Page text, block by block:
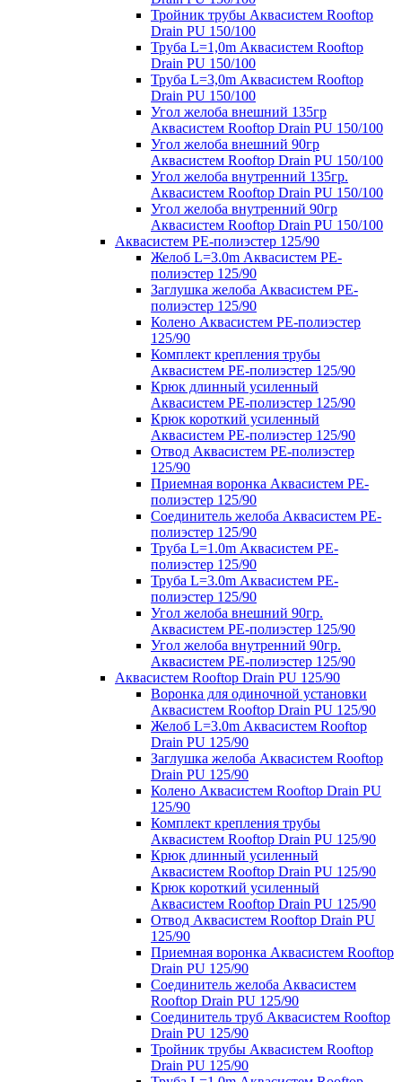
Тройник трубы Аквасистем Rooftop
Drain PU 150/100
Труба L=1,0m Аквасистем Rooftop
Drain PU 150/100
Труба L=3,0m Аквасистем Rooftop
Drain PU 150/100
Угол желоба внешний 135гр
Аквасистем Rooftop Drain PU 150/100
Угол желоба внешний 90гр
Аквасистем Rooftop Drain PU 150/100
Угол желоба внутренний 135гр.
Аквасистем Rooftop Drain PU 150/100
Угол желоба внутренний 90гр
Аквасистем Rooftop Drain PU 150/100
Аквасистем PE-полиэстер 125/90
Желоб L=3.0m Аквасистем PE-
полиэстер 125/90
Заглушка желоба Аквасистем PE-
полиэстер 125/90
Колено Аквасистем PE-полиэстер
125/90
Комплект крепления трубы
Аквасистем PE-полиэстер 125/90
Крюк длинный усиленный
Аквасистем PE-полиэстер 125/90
Крюк короткий усиленный
Аквасистем PE-полиэстер 125/90
Отвод Аквасистем РЕ-полиэстер
125/90
Приемная воронка Аквасистем PE-
полиэстер 125/90
Соединитель желоба Аквасистем PE-
полиэстер 125/90
Труба L=1.0m Аквасистем PE-
полиэстер 125/90
Труба L=3.0m Аквасистем PE-
полиэстер 125/90
Угол желоба внешний 90гр.
Аквасистем PE-полиэстер 125/90
Угол желоба внутренний 90гр.
Аквасистем PE-полиэстер 125/90
Аквасистем Rooftop Drain PU 125/90
Воронка для одиночной установки
Аквасистем Rooftop Drain PU 125/90
Желоб L=3.0m Аквасистем Rooftop
Drain PU 125/90
Заглушка желоба Аквасистем Rooftop
Drain PU 125/90
Колено Аквасистем Rooftop Drain PU
125/90
Комплект крепления трубы
Аквасистем Rooftop Drain PU 125/90
Крюк длинный усиленный
Аквасистем Rooftop Drain PU 125/90
Крюк короткий усиленный
Аквасистем Rooftop Drain PU 125/90
Отвод Аквасистем Rooftop Drain PU
125/90
Приемная воронка Аквасистем Rooftop
Drain PU 125/90
Соединитель желоба Аквасистем
Rooftop Drain PU 125/90
Соединитель труб Аквасистем Rooftop
Drain PU 125/90
Тройник трубы Аквасистем Rooftop
Drain PU 125/90